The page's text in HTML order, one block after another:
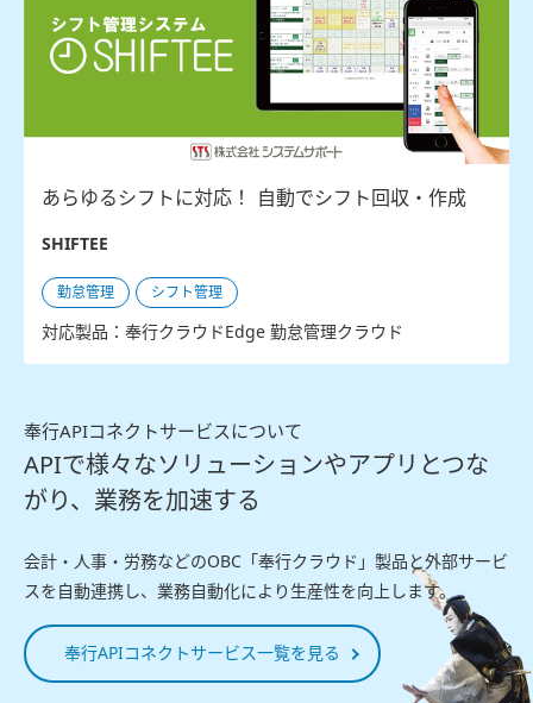
あらゆるシフトに対応！ 自動でシフト回収・作成
SHIFTEE
勤怠管理 シフト管理
対応製品：奉行クラウドEdge 勤怠管理クラウド
奉行APIコネクトサービスについて
APIで様々なソリューションやアプリとつな
がり、業務を加速する
会計・人事・労務などのOBC「奉行クラウド」製品と外部サービ
スを自動連携し、業務自動化により生産性を向上します。
奉行APIコネクトサービス一覧を見る